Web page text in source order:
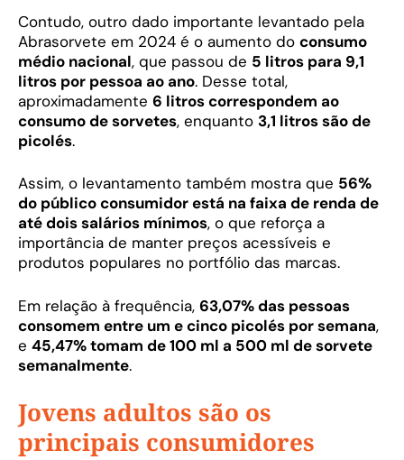
Contudo, outro dado importante levantado pela
Abrasorvete em 2024 é o aumento do consumo
médio nacional, que passou de 5 litros para 9,1
litros por pessoa ao ano. Desse total,
aproximadamente 6 litros correspondem ao
consumo de sorvetes, enquanto 3,1 litros são de
picolés.
Assim, o levantamento também mostra que 56%
do público consumidor está na faixa de renda de
até dois salários mínimos, o que reforça a
importância de manter preços acessíveis e
produtos populares no portfólio das marcas.
Em relação à frequência, 63,07% das pessoas
consomem entre um e cinco picolés por semana,
e 45,47% tomam de 100 ml a 500 ml de sorvete
semanalmente.
Jovens adultos são os
principais consumidores